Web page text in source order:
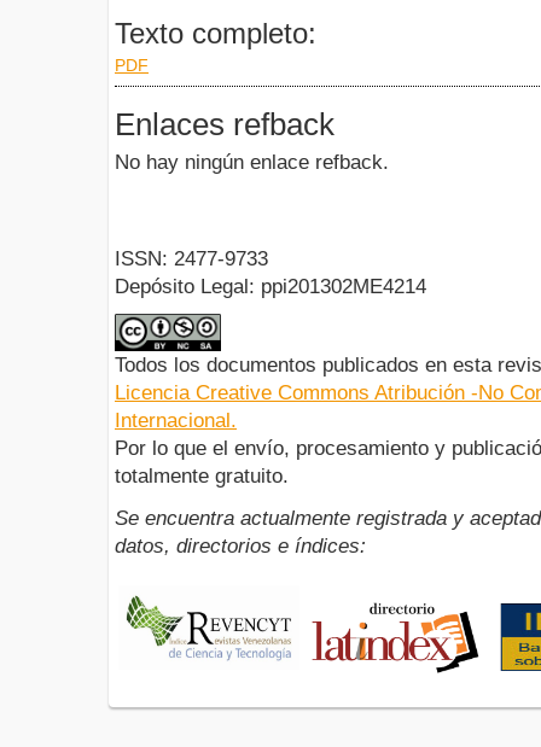
Texto completo:
PDF
Enlaces refback
No hay ningún enlace refback.
ISSN: 2477-9733
Depósito Legal: ppi201302ME4214
Todos los documentos publicados en esta
Licencia Creative Commons Atribución -No
Internacional.
Por lo que el envío, procesamiento y
totalmente gratuito.
Se encuentra actualmente registrada y
datos, directorios e índices: